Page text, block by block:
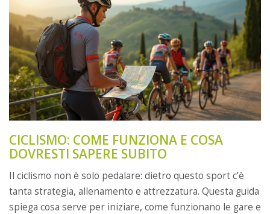
CICLISMO: COME FUNZIONA E COSA
DOVRESTI SAPERE SUBITO
Il ciclismo non è solo pedalare: dietro questo sport c’è
tanta strategia, allenamento e attrezzatura. Questa guida
spiega cosa serve per iniziare, come funzionano le gare e